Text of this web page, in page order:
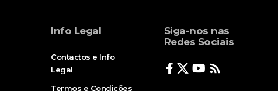
Info Legal
Contactos e Info
Legal
Termos e Condições
Siga-nos nas
Redes Sociais